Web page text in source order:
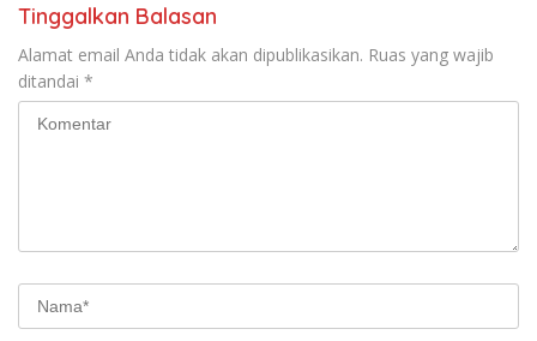
Tinggalkan Balasan
Alamat email Anda tidak akan dipublikasikan. Ruas yang wajib
ditandai *